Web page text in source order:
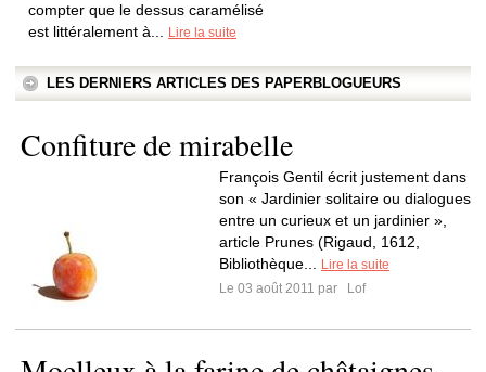
compter que le dessus caramélisé
est littéralement à...
Lire la suite
LES DERNIERS ARTICLES DES PAPERBLOGUEURS
Confiture de mirabelle
François Gentil écrit justement dans
son « Jardinier solitaire ou dialogues
entre un curieux et un jardinier »,
article Prunes (Rigaud, 1612,
Bibliothèque...
Lire la suite
Le 03 août 2011 par
Lof